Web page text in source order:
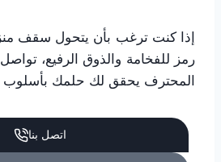
إذا كنت ترغب بأن يتحول سقف
رمز للفخامة والذوق الرفيع،
المحترف يحقق لك حلمك بأسلوب
اتصل بنا